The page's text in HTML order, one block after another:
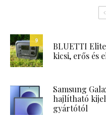
9
BLUETTI
kicsi, erős és
Samsung
hajlítható
gyártótól